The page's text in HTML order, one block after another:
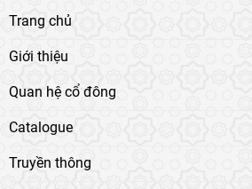
Trang chủ
Giới thiệu
Quan hệ cổ đông
Catalogue
Truyền thông